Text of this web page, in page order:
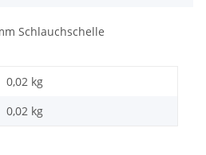
Schlauchschelle
0,02 kg
0,02 kg